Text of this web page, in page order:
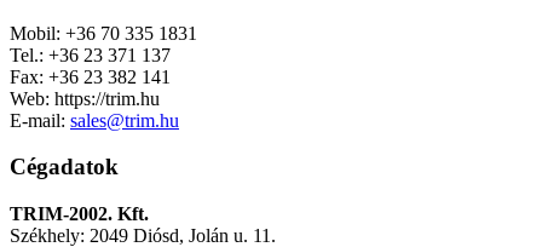
Mobil: +36 70 335 1831
Tel.: +36 23 371 137
Fax: +36 23 382 141
Web: https://trim.hu
E-mail: sales@trim.hu
Cégadatok
TRIM-2002. Kft.
Székhely: 2049 Diósd, Jolán u. 11.